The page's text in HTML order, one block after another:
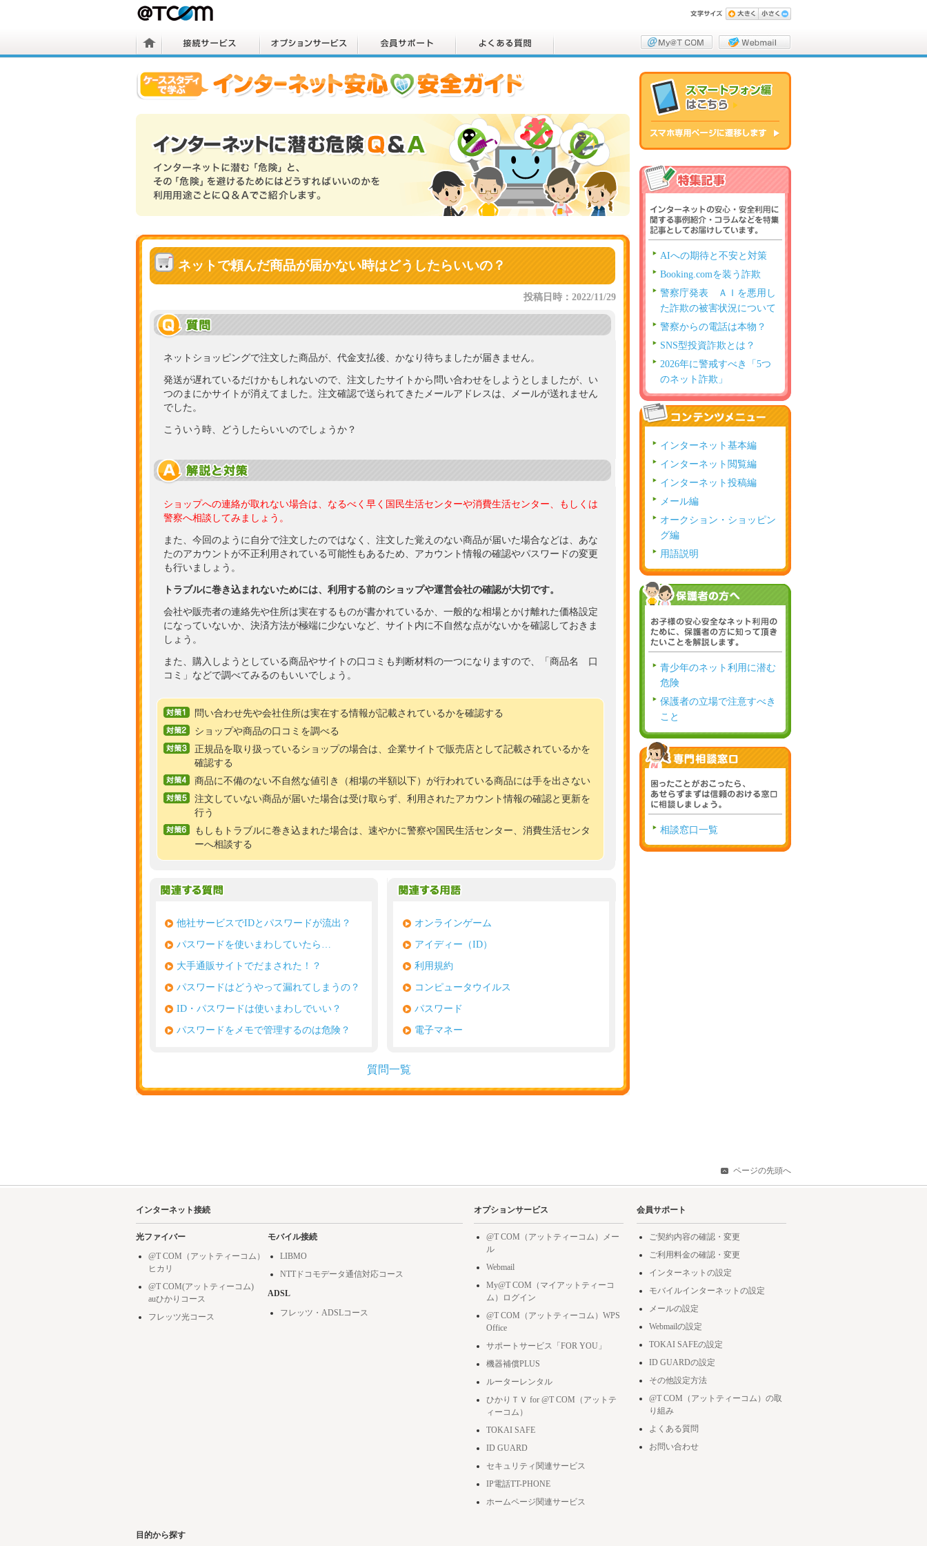
ネットで頼んだ商品が届かない時はどうしたらいいの？
投稿日時：2022/11/29
ネットショッピングで注文した商品が、代金支払後、かなり待ちましたが届きません。
発送が遅れているだけかもしれないので、注文したサイトから問い合わせをしようとしましたが、い
つのまにかサイトが消えてました。注文確認で送られてきたメールアドレスは、メールが送れません
でした。
こういう時、どうしたらいいのでしょうか？
ショップへの連絡が取れない場合は、なるべく早く国民生活センターや消費生活センター、もしくは
警察へ相談してみましょう。
また、今回のように自分で注文したのではなく、注文した覚えのない商品が届いた場合などは、あな
たのアカウントが不正利用されている可能性もあるため、アカウント情報の確認やパスワードの変更
も行いましょう。
トラブルに巻き込まれないためには、利用する前のショップや運営会社の確認が大切です。
会社や販売者の連絡先や住所は実在するものが書かれているか、一般的な相場とかけ離れた価格設定
になっていないか、決済方法が極端に少ないなど、サイト内に不自然な点がないかを確認しておきま
しょう。
また、購入しようとしている商品やサイトの口コミも判断材料の一つになりますので、「商品名 口
コミ」などで調べてみるのもいいでしょう。
問い合わせ先や会社住所は実在する情報が記載されているかを確認する
ショップや商品の口コミを調べる
正規品を取り扱っているショップの場合は、企業サイトで販売店として記載されているかを
確認する
商品に不備のない不自然な値引き（相場の半額以下）が行われている商品には手を出さない
注文していない商品が届いた場合は受け取らず、利用されたアカウント情報の確認と更新を
行う
もしもトラブルに巻き込まれた場合は、速やかに警察や国民生活センター、消費生活センタ
ーへ相談する
他社サービスでIDとパスワードが流出？
パスワードを使いまわしていたら…
大手通販サイトでだまされた！？
パスワードはどうやって漏れてしまうの？
ID・パスワードは使いまわしでいい？
パスワードをメモで管理するのは危険？
オンラインゲーム
アイディー（ID）
利用規約
コンピュータウイルス
パスワード
電子マネー
質問一覧
AIへの期待と不安と対策
Booking.comを装う詐欺
警察庁発表 ＡＩを悪用し
た詐欺の被害状況について
警察からの電話は本物？
SNS型投資詐欺とは？
2026年に警戒すべき「5つ
のネット詐欺」
インターネット基本編
インターネット閲覧編
インターネット投稿編
メール編
オークション・ショッピン
グ編
用語説明
青少年のネット利用に潜む
危険
保護者の立場で注意すべき
こと
相談窓口一覧
ページの先頭へ
インターネット接続
光ファイバー
@T COM（アットティーコム）
ヒカリ
@T COM(アットティーコム)
auひかりコース
フレッツ光コース
モバイル接続
LIBMO
NTTドコモデータ通信対応コース
ADSL
フレッツ・ADSLコース
オプションサービス
@T COM（アットティーコム）メー
ル
Webmail
My@T COM（マイアットティーコ
ム）ログイン
@T COM（アットティーコム）WPS
Office
サポートサービス「FOR YOU」
機器補償PLUS
ルーターレンタル
ひかりＴＶ for @T COM（アットテ
ィーコム）
TOKAI SAFE
ID GUARD
セキュリティ関連サービス
IP電話TT-PHONE
ホームページ関連サービス
会員サポート
ご契約内容の確認・変更
ご利用料金の確認・変更
インターネットの設定
モバイルインターネットの設定
メールの設定
Webmailの設定
TOKAI SAFEの設定
ID GUARDの設定
その他設定方法
@T COM（アットティーコム）の取
り組み
よくある質問
お問い合わせ
目的から探す